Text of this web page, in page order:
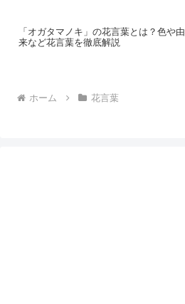
「オガタマノキ」の花言葉とは？色や由
来など花言葉を徹底解説
ホーム 花言葉